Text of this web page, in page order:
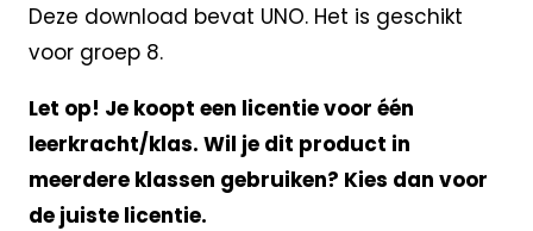
Deze download bevat UNO. Het is geschikt
voor groep 8.
Let op! Je koopt een licentie voor één
leerkracht/klas. Wil je dit product in
meerdere klassen gebruiken? Kies dan voor
de juiste licentie.